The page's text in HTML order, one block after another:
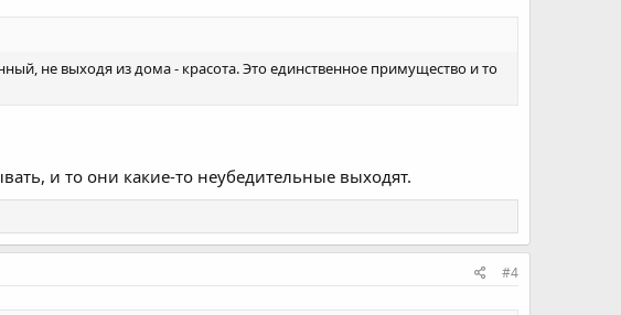
не выходя из дома - красота. Это единственное примущество и то
и то они какие-то неубедительные выходят.
#4